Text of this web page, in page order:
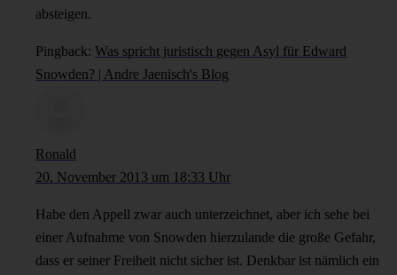
absteigen.
Pingback: Was spricht juristisch gegen Asyl für Edward
Snowden? | Andre Jaenisch's Blog
Ronald
20. November 2013 um 18:33 Uhr
Habe den Appell zwar auch unterzeichnet, aber ich sehe bei
einer Aufnahme von Snowden hierzulande die große Gefahr,
dass er seiner Freiheit nicht sicher ist. Denkbar ist nämlich ein